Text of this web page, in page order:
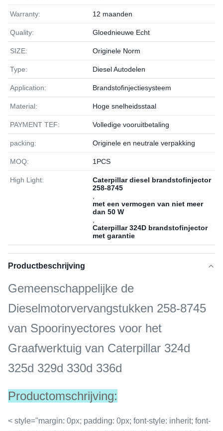
Warranty: 12 maanden
Quality: Gloednieuwe Echt
SIZE: Originele Norm
Type: Diesel Autodelen
Application: Brandstofinjectiesysteem
Material: Hoge snelheidsstaal
PAYMENT TEF: Volledige vooruitbetaling
packing: Originele en neutrale verpakking
MOQ: 1РСS
High Light:
Caterpillar diesel brandstofinjector
258-8745
met een vermogen van niet meer
dan 50 W
Caterpillar 324D brandstofinjector
met garantie
Productbeschrijving
Gemeenschappelijke de
Dieselmotorvervangstukken 258-8745
van Spoorinyectores voor het
Graafwerktuig van Caterpillar 324d
325d 329d 330d 336d
Productomschrijving:
< style="margin: 0px; padding: 0px; font-style: inherit; font-